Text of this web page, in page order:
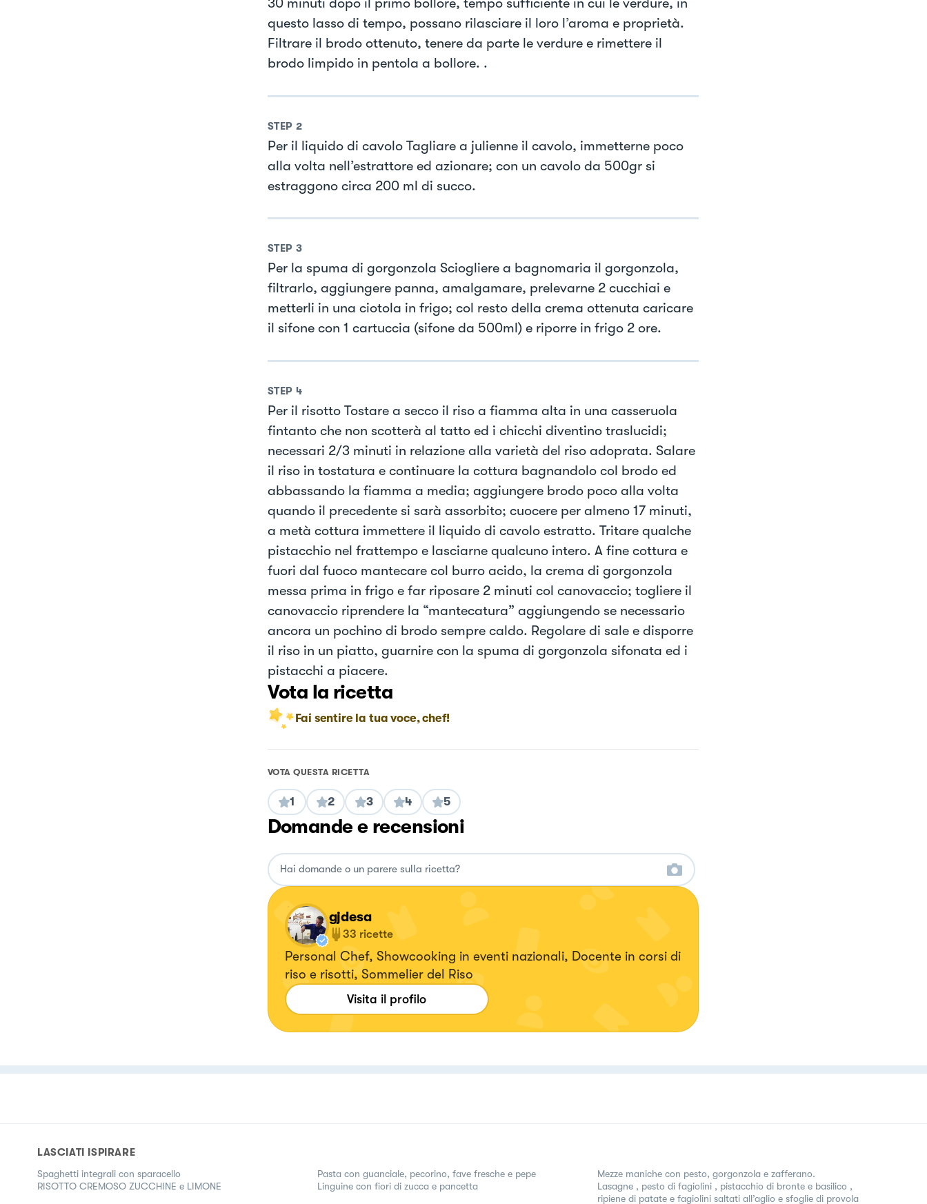
questo lasso di tempo, possano rilasciare il loro l’aroma e proprietà.
Filtrare il brodo ottenuto, tenere da parte le verdure e rimettere il
brodo limpido in pentola a bollore. .
STEP 2
Per il liquido di cavolo Tagliare a julienne il cavolo, immetterne poco
alla volta nell’estrattore ed azionare; con un cavolo da 500gr si
estraggono circa 200 ml di succo.
STEP 3
Per la spuma di gorgonzola Sciogliere a bagnomaria il gorgonzola,
filtrarlo, aggiungere panna, amalgamare, prelevarne 2 cucchiai e
metterli in una ciotola in frigo; col resto della crema ottenuta caricare
il sifone con 1 cartuccia (sifone da 500ml) e riporre in frigo 2 ore.
STEP 4
Per il risotto Tostare a secco il riso a fiamma alta in una casseruola
fintanto che non scotterà al tatto ed i chicchi diventino traslucidi;
necessari 2/3 minuti in relazione alla varietà del riso adoprata. Salare
il riso in tostatura e continuare la cottura bagnandolo col brodo ed
abbassando la fiamma a media; aggiungere brodo poco alla volta
quando il precedente si sarà assorbito; cuocere per almeno 17 minuti,
a metà cottura immettere il liquido di cavolo estratto. Tritare qualche
pistacchio nel frattempo e lasciarne qualcuno intero. A fine cottura e
fuori dal fuoco mantecare col burro acido, la crema di gorgonzola
messa prima in frigo e far riposare 2 minuti col canovaccio; togliere il
canovaccio riprendere la “mantecatura” aggiungendo se necessario
ancora un pochino di brodo sempre caldo. Regolare di sale e disporre
il riso in un piatto, guarnire con la spuma di gorgonzola sifonata ed i
pistacchi a piacere.
Vota la ricetta
Fai sentire la tua voce, chef!
VOTA QUESTA RICETTA
1 2 3 4 5
Domande e recensioni
gjdesa
33 ricette
Personal Chef, Showcooking in eventi nazionali, Docente in corsi di
riso e risotti, Sommelier del Riso
Visita il profilo
LASCIATI ISPIRARE
Spaghetti integrali con sparacello
RISOTTO CREMOSO ZUCCHINE e LIMONE
Pasta con guanciale, pecorino, fave fresche e pepe
Linguine con fiori di zucca e pancetta
Mezze maniche con pesto, gorgonzola e zafferano.
Lasagne , pesto di fagiolini , pistacchio di bronte e basilico ,
ripiene di patate e fagiolini saltati all’aglio e sfoglie di provola